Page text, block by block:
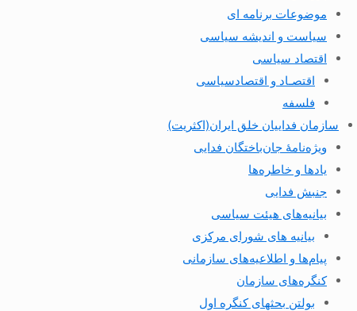
موضوعات برنامه ای
سیاست و اندیشه سیاسی
اقتصاد سیاسی
اقتصـاد و اقتصاد‌سیاسی
فلسفه
سازمان فداییان خلق ایران(اکثریت)
ویژه‌نامهٔ جان‌باختگان فدایی
یادها و خاطره‌ها
جنبش فدایی
بیانیه‌های هیئت سیاسی
بیانیه های شورای مرکزی
پیام‌ها و اطلاعیه‌های سازمانی
کنگره‌های سازمان
بولتن بحثهای کنگره اول